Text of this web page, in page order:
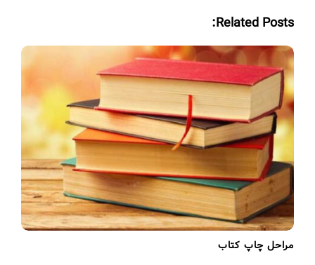
Related Posts:
مراحل چاپ کتاب